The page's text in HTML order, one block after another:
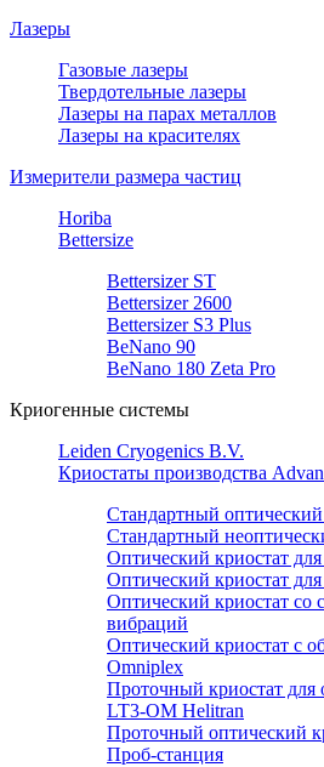
Лазеры
Газовые лазеры
Твердотельные лазеры
Лазеры на парах металлов
Лазеры на красителях
Измерители размера частиц
Horiba
Bettersize
Bettersizer ST
Bettersizer 2600
Bettersizer S3 Plus
BeNano 90
BeNano 180 Zeta Pro
Криогенные системы
Leiden Cryogenics B.V.
Криостаты производства
Стандартный оптический
Стандартный
Оптический криостат
Оптический криостат
Оптический криостат со
вибраций
Оптический криостат с
Omniplex
Проточный криостат для
LT3-OM Helitran
Проточный оптический
Проб-станция